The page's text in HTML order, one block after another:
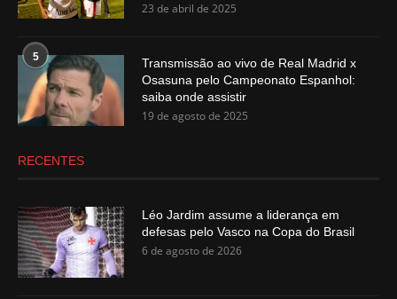
23 de abril de 2025
5
Transmissão ao vivo de Real Madrid x
Osasuna pelo Campeonato Espanhol:
saiba onde assistir
19 de agosto de 2025
RECENTES
Léo Jardim assume a liderança em
defesas pelo Vasco na Copa do Brasil
6 de agosto de 2026